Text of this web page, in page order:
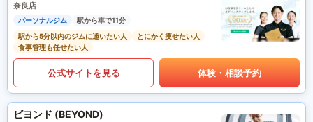
奈良店
パーソナルジム
駅から車で11分
駅から5分以内のジムに通いたい人
とにかく痩せたい人
食事管理も任せたい人
公式サイトを見る 体験・相談予約
ビヨンド (BEYOND)